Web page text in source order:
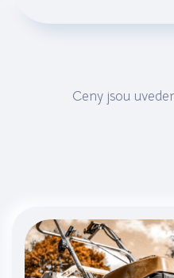
Ceny jsou